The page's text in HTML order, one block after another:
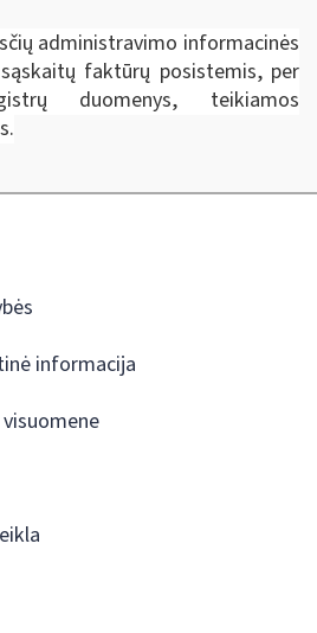
administravimo informacinės
faktūrų posistemis, per
duomenys, teikiamos
informacija